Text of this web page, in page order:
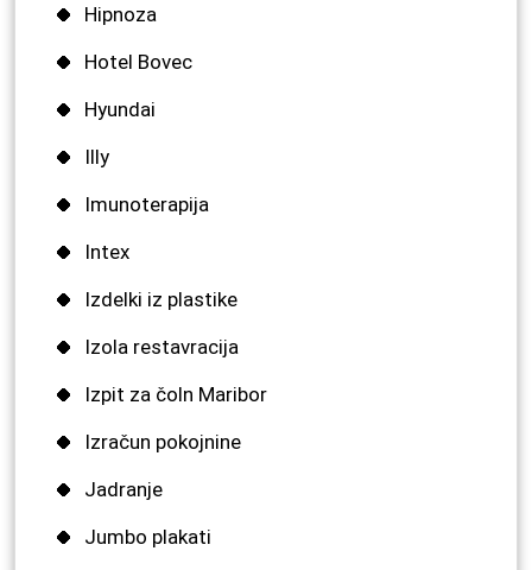
Hipnoza
Hotel Bovec
Hyundai
Illy
Imunoterapija
Intex
Izdelki iz plastike
Izola restavracija
Izpit za čoln Maribor
Izračun pokojnine
Jadranje
Jumbo plakati